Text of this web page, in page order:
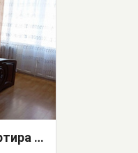
3х-комнатная квартира Победы 172/а